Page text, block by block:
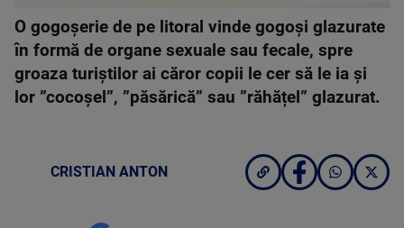
O gogoșerie de pe litoral vinde gogoși glazurate
în formă de organe sexuale sau fecale, spre
groaza turiștilor ai căror copii le cer să le ia și
lor ”cocoșel”, ”păsărică” sau ”răhățel” glazurat.
CRISTIAN ANTON